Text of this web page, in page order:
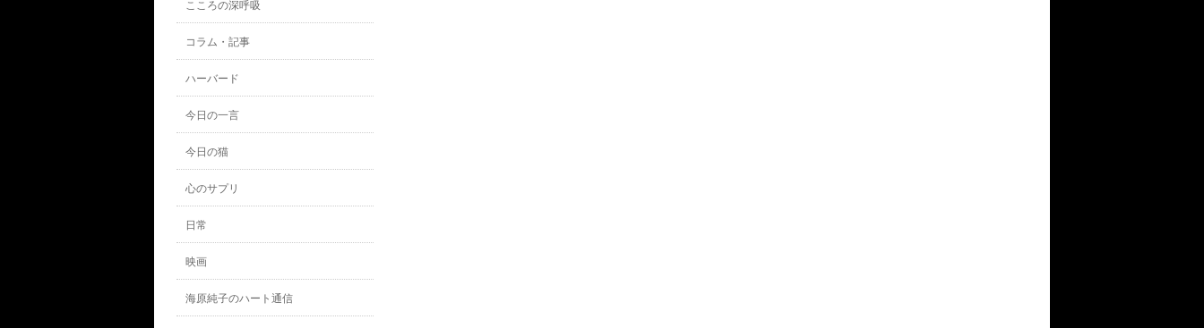
こころの深呼吸
コラム・記事
ハーバード
今日の一言
今日の猫
心のサプリ
日常
映画
海原純子のハート通信